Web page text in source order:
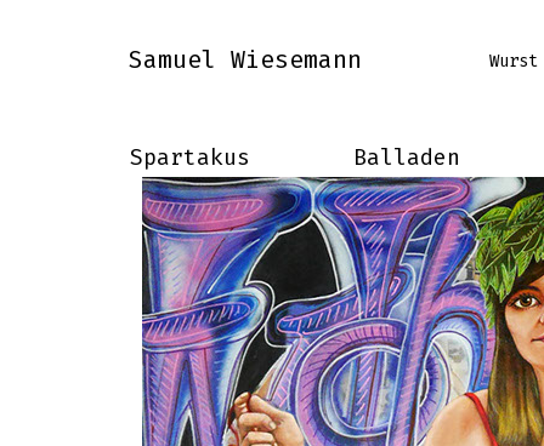
Samuel Wiesemann
Spartakus Balladen